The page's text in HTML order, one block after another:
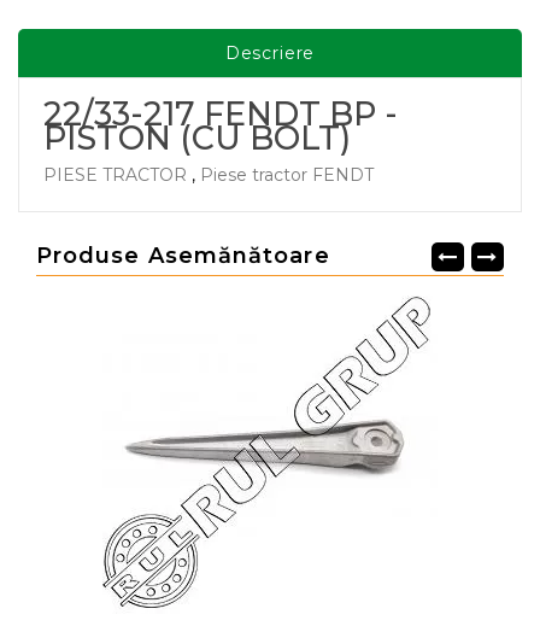
Descriere
22/33-217 FENDT BP -
PISTON (CU BOLT)
PIESE TRACTOR , Piese tractor FENDT
Produse Asemănătoare